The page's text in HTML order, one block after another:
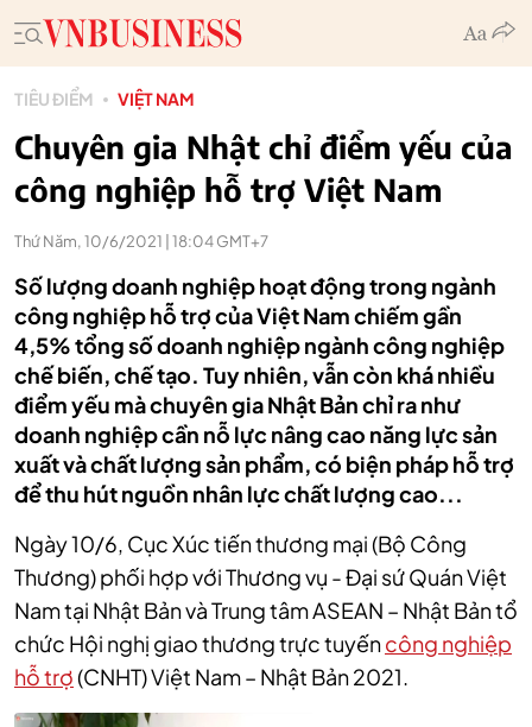
TIÊU ĐIỂM VIỆT NAM
Chuyên gia Nhật chỉ điểm yếu của
công nghiệp hỗ trợ Việt Nam
Thứ Năm, 10/6/2021 | 18:04 GMT+7
Số lượng doanh nghiệp hoạt động trong ngành
công nghiệp hỗ trợ của Việt Nam chiếm gần
4,5% tổng số doanh nghiệp ngành công nghiệp
chế biến, chế tạo. Tuy nhiên, vẫn còn khá nhiều
điểm yếu mà chuyên gia Nhật Bản chỉ ra như
doanh nghiệp cần nỗ lực nâng cao năng lực sản
xuất và chất lượng sản phẩm, có biện pháp hỗ trợ
để thu hút nguồn nhân lực chất lượng cao...
Ngày 10/6, Cục Xúc tiến thương mại (Bộ Công
Thương) phối hợp với Thương vụ - Đại sứ Quán Việt
Nam tại Nhật Bản và Trung tâm ASEAN – Nhật Bản tổ
chức Hội nghị giao thương trực tuyếncông nghiệp
hỗ trợ(CNHT) Việt Nam – Nhật Bản 2021.